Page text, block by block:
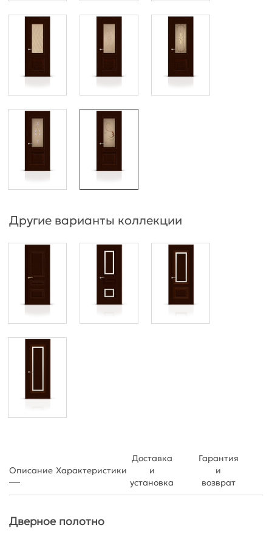
Другие варианты коллекции
Описание Характеристики
Доставка
и
установка
Гарантия
и
возврат
Дверное полотно